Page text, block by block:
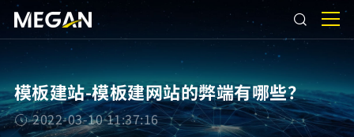
模板建站-模板建网站的弊端有哪些？
2022-03-10 11:37:16